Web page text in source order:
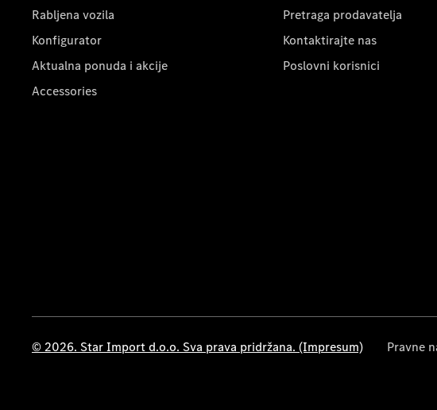
Rabljena vozila
Konfigurator
Aktualna ponuda i akcije
Accessories
Pretraga prodavatelja
Kontaktirajte nas
Poslovni korisnici
© 2026. Star Import d.o.o. Sva prava pridržana. (Impresum) Pravne